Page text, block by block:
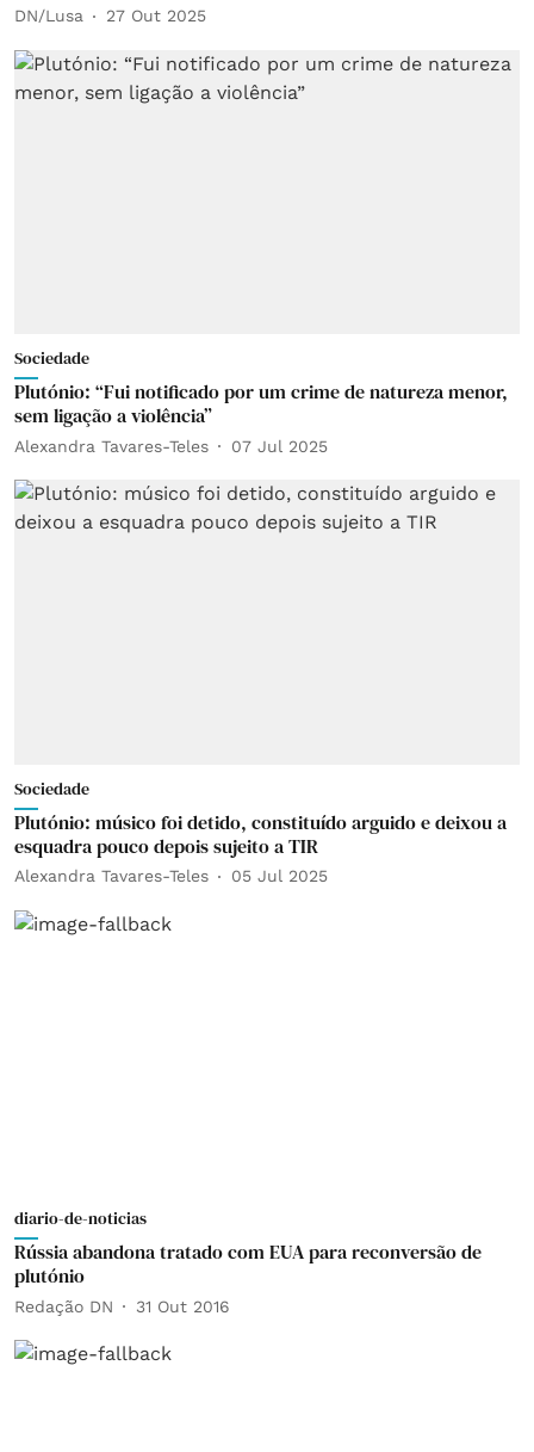
DN/Lusa 27 Out 2025
Sociedade
Plutónio: “Fui notificado por um crime de natureza menor,
sem ligação a violência”
Alexandra Tavares-Teles 07 Jul 2025
Sociedade
Plutónio: músico foi detido, constituído arguido e deixou a
esquadra pouco depois sujeito a TIR
Alexandra Tavares-Teles 05 Jul 2025
diario-de-noticias
Rússia abandona tratado com EUA para reconversão de
plutónio
Redação DN 31 Out 2016